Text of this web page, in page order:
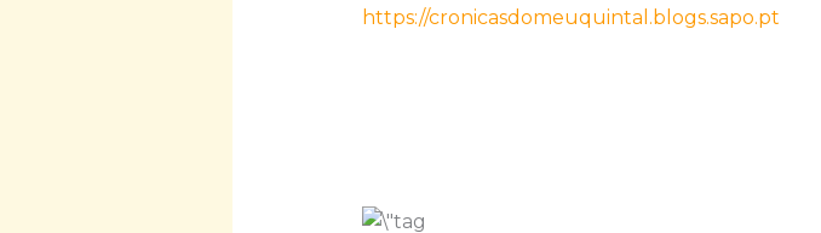
https://cronicasdomeuquintal.blogs.sapo.pt